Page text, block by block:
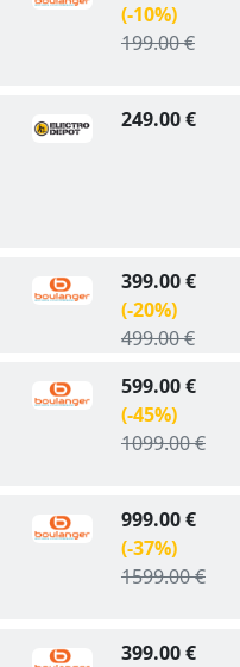
(-10%)
199.00 €
249.00 €
399.00 €
(-20%)
499.00 €
599.00 €
(-45%)
1099.00 €
999.00 €
(-37%)
1599.00 €
399.00 €